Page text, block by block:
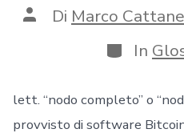
Autore
articolo
Di Marco
Categorie
In
lett. “nodo completo” o
provvisto di software